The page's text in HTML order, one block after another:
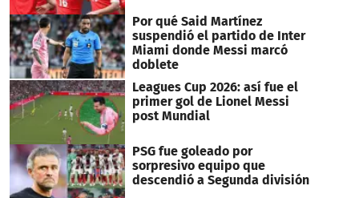
Por qué Said Martínez
suspendió el partido de Inter
Miami donde Messi marcó
doblete
Leagues Cup 2026: así fue el
primer gol de Lionel Messi
post Mundial
PSG fue goleado por
sorpresivo equipo que
descendió a Segunda división